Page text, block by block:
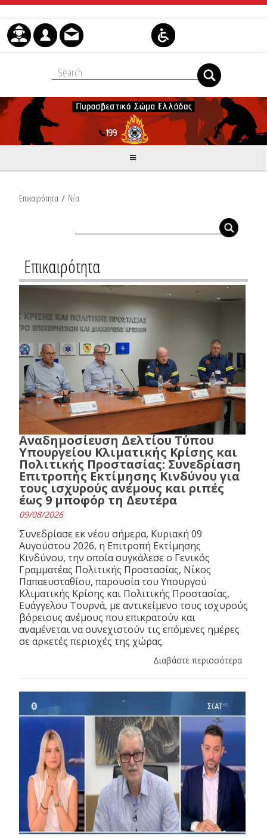
Μετάβαση στο περιεχόμενο
Επικαιρότητα / Νέα
Επικαιρότητα
Αναδημοσίευση Δελτίου Τύπου
Υπουργείου Κλιματικής Κρίσης και
Πολιτικής Προστασίας: Συνεδρίαση
Επιτροπής Εκτίμησης Κινδύνου για
τους ισχυρούς ανέμους και ριπές
έως 9 μποφόρ τη Δευτέρα
09/08/2026
Συνεδρίασε εκ νέου σήμερα, Κυριακή 09
Αυγούστου 2026, η Επιτροπή Εκτίμησης
Κινδύνου, την οποία συγκάλεσε ο Γενικός
Γραμματέας Πολιτικής Προστασίας, Νίκος
Παπαευσταθίου, παρουσία του Υπουργού
Κλιματικής Κρίσης και Πολιτικής Προστασίας,
Ευάγγελου Τουρνά, με αντικείμενο τους ισχυρούς
βόρειους ανέμους που επικρατούν και
αναμένεται να συνεχιστούν τις επόμενες ημέρες
σε αρκετές περιοχές της χώρας.
Διαβάστε περισσότερα